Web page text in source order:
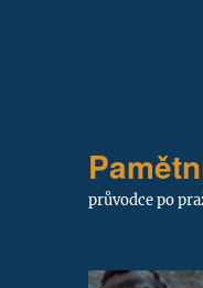
průvodce po